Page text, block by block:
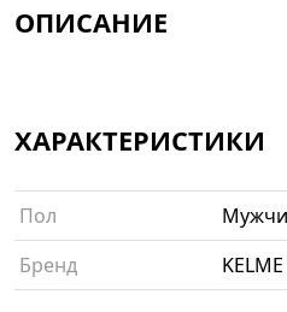
ОПИСАНИЕ
ХАРАКТЕРИСТИКИ
Пол
Бренд
KELME